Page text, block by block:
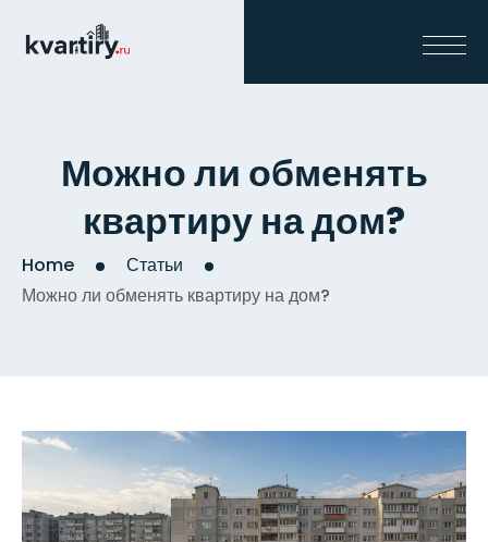
Можно ли обменять
квартиру на дом?
Home
Статьи
Можно ли обменять квартиру на дом?